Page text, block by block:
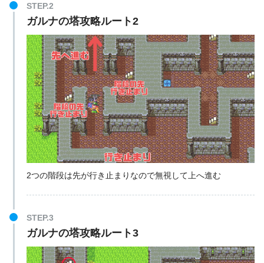
STEP.2
ガルナの塔攻略ルート2
2つの階段は先が行き止まりなので無視して上へ進む
STEP.3
ガルナの塔攻略ルート3